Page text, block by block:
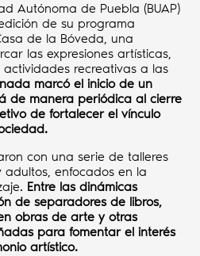
Autónoma de Puebla (BUAP)
de su programa
de la Bóveda, una
las expresiones artísticas,
recreativas a las
marcó el inicio de un
de manera periódica al cierre
de fortalecer el vínculo
con una serie de talleres
enfocados en la
Entre las dinámicas
de separadores de libros,
obras de arte y otras
para fomentar el interés
artístico.